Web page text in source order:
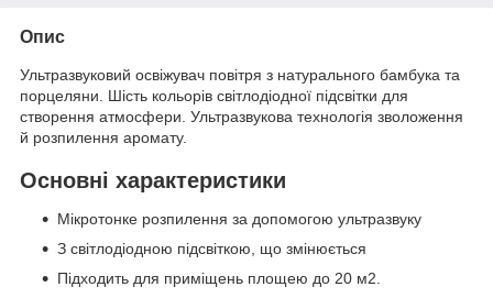
Опис
Ультразвуковий освіжувач повітря з натурального бамбука та
порцеляни. Шість кольорів світлодіодної підсвітки для
створення атмосфери. Ультразвукова технологія зволоження
й розпилення аромату.
Основні характеристики
Мікротонке розпилення за допомогою ультразвуку
З світлодіодною підсвіткою, що змінюється
Підходить для приміщень площею до 20 м2.